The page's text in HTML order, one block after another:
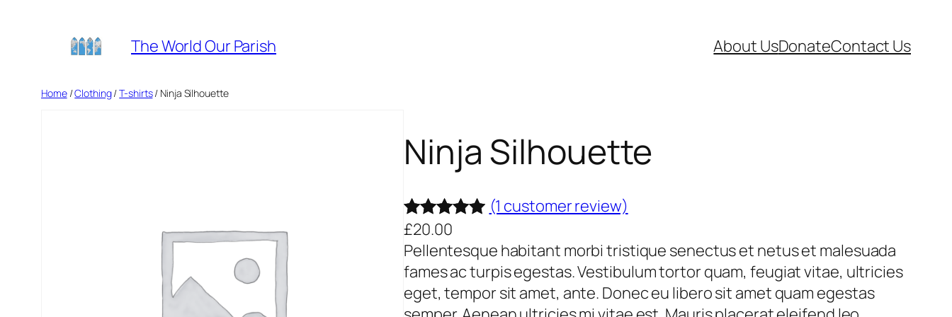
The World Our Parish About UsDonateContact Us
Home/Clothing/T-shirts/ Ninja Silhouette
Ninja Silhouette
Rated5.00
out of 5
based on
1
customer
(1 customer review)
£20.00
Pellentesque habitant morbi tristique senectus et netus et malesuada
fames ac turpis egestas. Vestibulum tortor quam, feugiat vitae, ultricies
eget, tempor sit amet, ante. Donec eu libero sit amet quam egestas